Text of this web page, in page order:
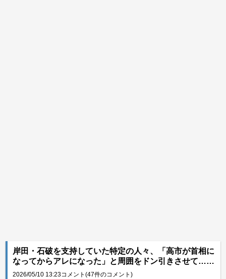
岸田・石破を支持していた特定の人々、「高市が首相に
なってからアレになった」と周囲をドン引きさせて……
2026/05/10 13:23コメント(47件のコメント)